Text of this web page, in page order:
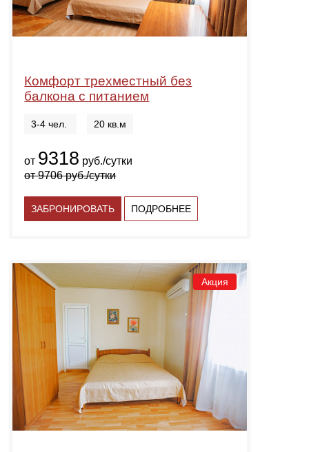
Комфорт трехместный без
балкона с питанием
3-4 чел. 20 кв.м
от 9318 руб./сутки
от9706руб./сутки
ЗАБРОНИРОВАТЬ ПОДРОБНЕЕ
Акция